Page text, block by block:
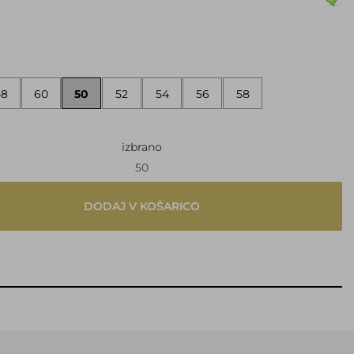
60 50 52 54 56 58
izbrano
50
DODAJ V KOŠARICO